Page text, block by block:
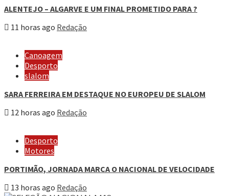
ALENTEJO – ALGARVE E UM FINAL PROMETIDO PARA ?
11 horas ago Redação
Canoagem
Desporto
slalom
SARA FERREIRA EM DESTAQUE NO EUROPEU DE SLALOM
12 horas ago Redação
Desporto
Motores
PORTIMÃO, JORNADA MARCA O NACIONAL DE VELOCIDADE
13 horas ago Redação